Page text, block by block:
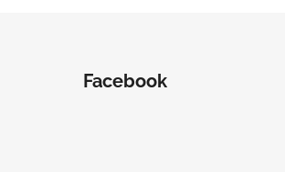
Facebook